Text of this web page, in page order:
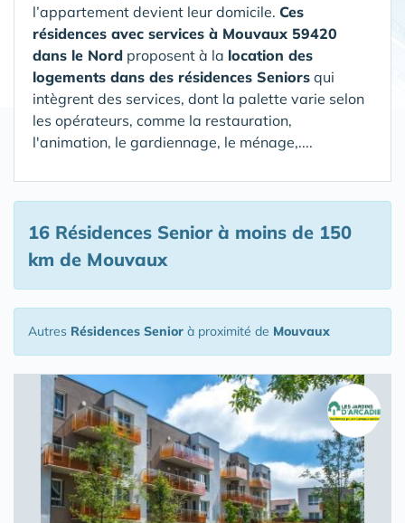
l’appartement devient leur domicile. Ces
résidences avec services à Mouvaux 59420
dans le Nord proposent à la location des
logements dans des résidences Seniors qui
intègrent des services, dont la palette varie selon
les opérateurs, comme la restauration,
l'animation, le gardiennage, le ménage,....
16 Résidences Seniorà moins de 150
km de Mouvaux
Autres Résidences Senior à proximité de Mouvaux